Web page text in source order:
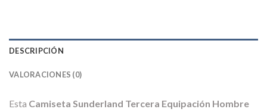
DESCRIPCIÓN
VALORACIONES (0)
Esta Camiseta Sunderland Tercera Equipación Hombre